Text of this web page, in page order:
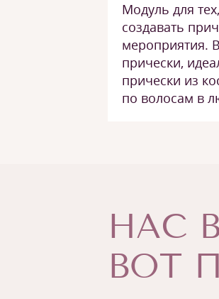
Модуль для
создавать
мероприятия.
прически,
прически из
по волосам в
НАС
ВОТ